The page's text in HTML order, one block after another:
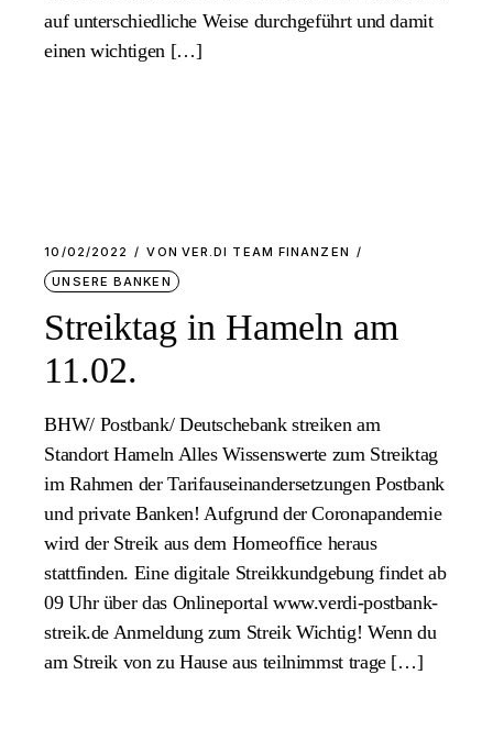
auf unterschiedliche Weise durchgeführt und damit
einen wichtigen […]
10/02/2022 VON VER.DI TEAM FINANZEN
UNSERE BANKEN
Streiktag in Hameln am
11.02.
BHW/ Postbank/ Deutschebank streiken am
Standort Hameln Alles Wissenswerte zum Streiktag
im Rahmen der Tarifauseinandersetzungen Postbank
und private Banken! Aufgrund der Coronapandemie
wird der Streik aus dem Homeoffice heraus
stattfinden. Eine digitale Streikkundgebung findet ab
09 Uhr über das Onlineportal www.verdi-postbank-
streik.de Anmeldung zum Streik Wichtig! Wenn du
am Streik von zu Hause aus teilnimmst trage […]